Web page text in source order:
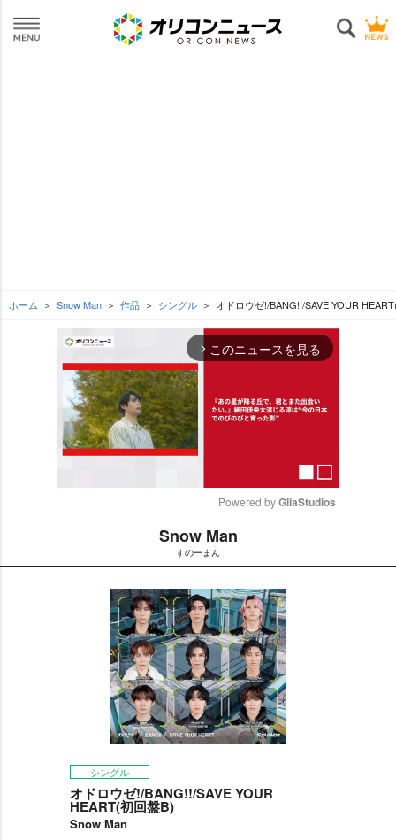
ホーム Snow Man 作品 シングル オドロウゼ!/BANG!!/SAVE YOUR
arrow_forward_ios このニュースを見る
t
e
Powered by GliaStudios
Snow Man
すのーまん
シングル
オドロウゼ!/BANG!!/SAVE YOUR
HEART(初回盤B)
Snow Man